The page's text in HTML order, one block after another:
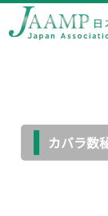
カバラ数